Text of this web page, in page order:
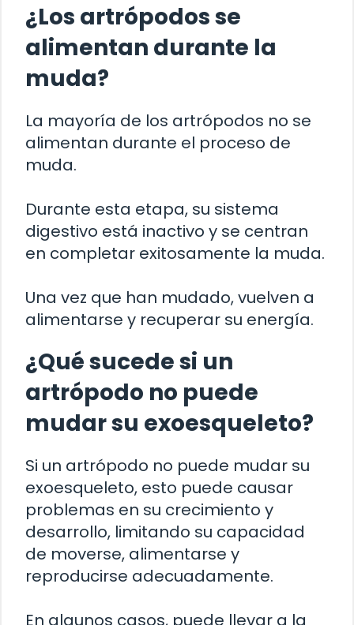
¿Los artrópodos se
alimentan durante la
muda?
La mayoría de los artrópodos no se
alimentan durante el proceso de
muda.
Durante esta etapa, su sistema
digestivo está inactivo y se centran
en completar exitosamente la muda.
Una vez que han mudado, vuelven a
alimentarse y recuperar su energía.
¿Qué sucede si un
artrópodo no puede
mudar su exoesqueleto?
Si un artrópodo no puede mudar su
exoesqueleto, esto puede causar
problemas en su crecimiento y
desarrollo, limitando su capacidad
de moverse, alimentarse y
reproducirse adecuadamente.
En algunos casos, puede llevar a la